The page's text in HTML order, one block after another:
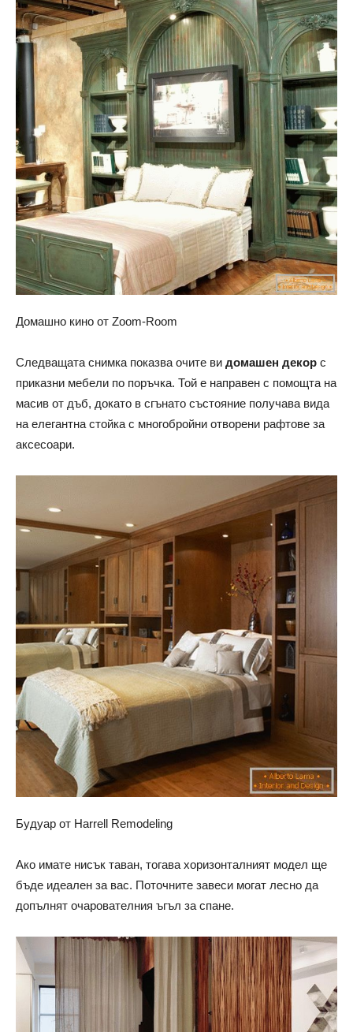
Домашно кино от Zoom-Room
Следващата снимка показва очите ви домашен декор с
приказни мебели по поръчка. Той е направен с помощта на
масив от дъб, докато в сгънато състояние получава вида
на елегантна стойка с многобройни отворени рафтове за
аксесоари.
Будуар от Harrell Remodeling
Ако имате нисък таван, тогава хоризонталният модел ще
бъде идеален за вас. Поточните завеси могат лесно да
допълнят очарователния ъгъл за спане.